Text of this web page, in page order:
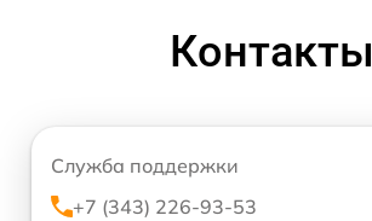
Контакты
Служба поддержки
+7 (343) 226-93-53